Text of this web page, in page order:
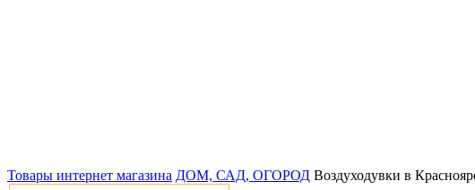
Товары интернет магазина ДОМ, САД, ОГОРОД Воздуходувки в